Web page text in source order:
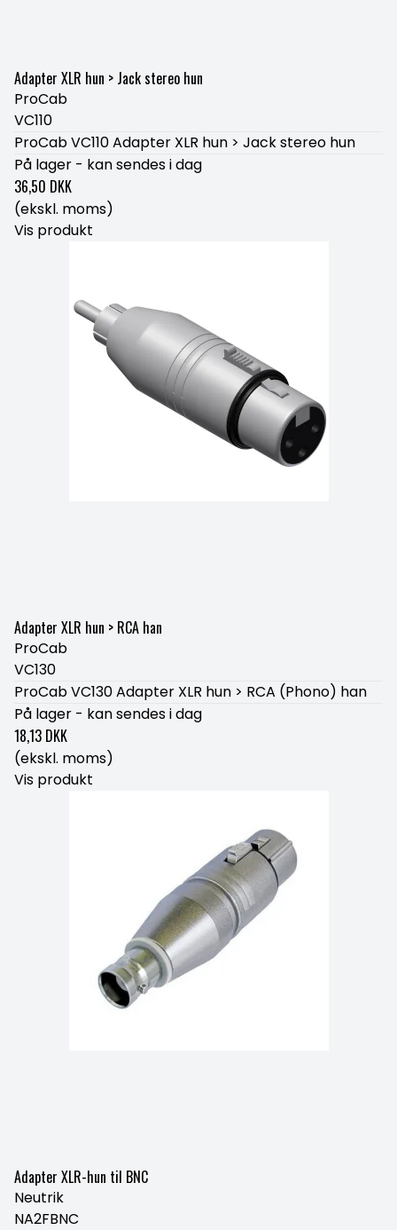
Adapter XLR hun > Jack stereo hun
ProCab
VC110
ProCab VC110 Adapter XLR hun > Jack stereo hun
På lager - kan sendes i dag
36,50 DKK
(ekskl. moms)
Vis produkt
Adapter XLR hun > RCA han
ProCab
VC130
ProCab VC130 Adapter XLR hun > RCA (Phono) han
På lager - kan sendes i dag
18,13 DKK
(ekskl. moms)
Vis produkt
Adapter XLR-hun til BNC
Neutrik
NA2FBNC